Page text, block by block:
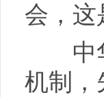
会，这
中华
机制，